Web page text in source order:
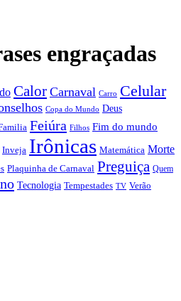
engraçadas
Calor Carnaval Carro Celular
Copa do Mundo Deus
Feiúra Filhos Fim do mundo
Inveja Irônicas Matemática Morte
Plaquinha de Carnaval Preguiça Quem
Tecnologia Tempestades TV Verão